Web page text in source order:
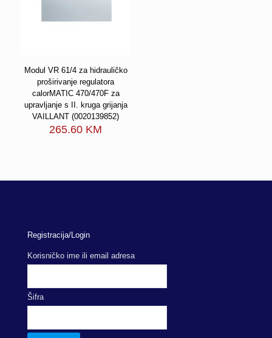
Modul VR 61/4 za hidrauličko
proširivanje regulatora
calorMATIC 470/470F za
upravljanje s II. kruga grijanja
VAILLANT (0020139852)
265.60 KM
Registracija/Login
Korisničko ime ili email adresa
Šifra